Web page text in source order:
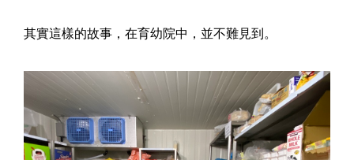
其實這樣的故事，在育幼院中，並不難見到。